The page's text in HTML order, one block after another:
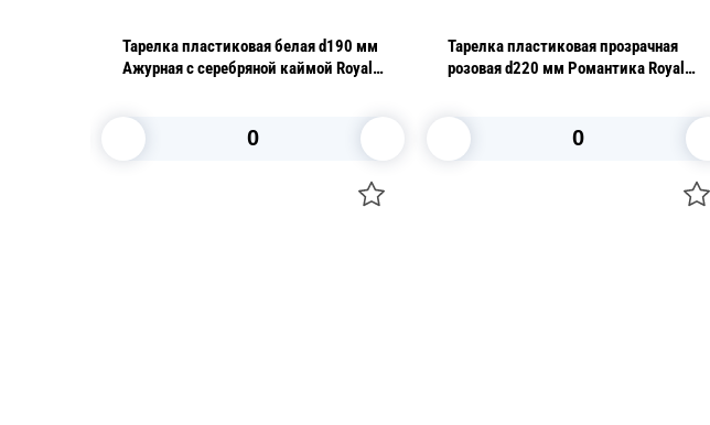
Тарелка пластиковая белая d190 мм
Ажурная с серебряной каймой Royal
Тарелка пластиковая прозрачная
розовая d220 мм Романтика Royal